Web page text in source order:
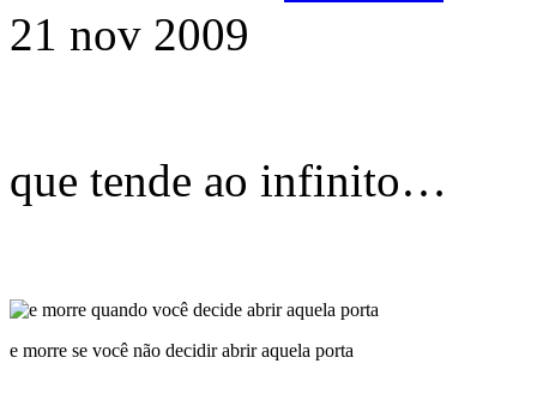
21 nov 2009
que tende ao infinito…
e morre se você não decidir abrir aquela porta